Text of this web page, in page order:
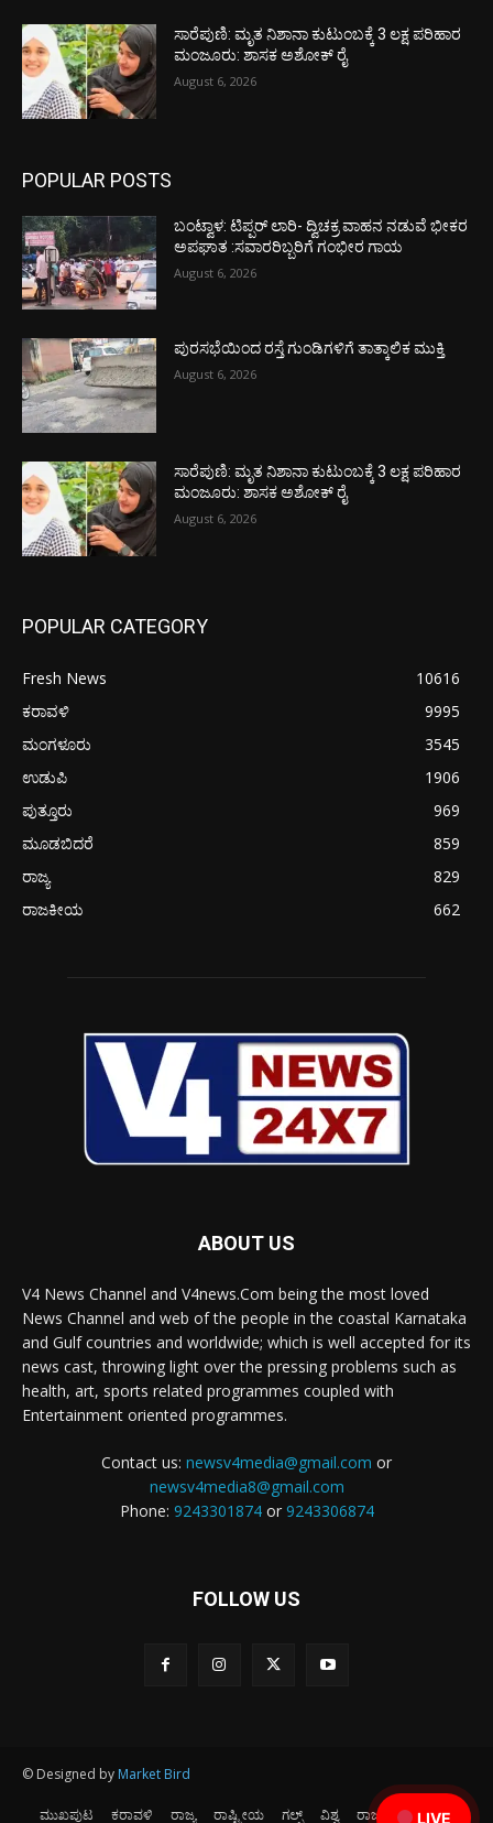
LIVE
ಸಾರೆಪುಣಿ: ಮೃತ ನಿಶಾನಾ ಕುಟುಂಬಕ್ಕೆ 3 ಲಕ್ಷ ಪರಿಹಾರ
ಮಂಜೂರು: ಶಾಸಕ ಅಶೋಕ್ ರೈ
August 6, 2026
POPULAR POSTS
ಬಂಟ್ವಾಳ: ಟಿಪ್ಪರ್ ಲಾರಿ- ದ್ವಿಚಕ್ರ ವಾಹನ ನಡುವೆ ಭೀಕರ
ಅಪಘಾತ :ಸವಾರರಿಬ್ಬರಿಗೆ ಗಂಭೀರ ಗಾಯ
August 6, 2026
ಪುರಸಭೆಯಿಂದ ರಸ್ತೆ ಗುಂಡಿಗಳಿಗೆ ತಾತ್ಕಾಲಿಕ ಮುಕ್ತಿ
August 6, 2026
ಸಾರೆಪುಣಿ: ಮೃತ ನಿಶಾನಾ ಕುಟುಂಬಕ್ಕೆ 3 ಲಕ್ಷ ಪರಿಹಾರ
ಮಂಜೂರು: ಶಾಸಕ ಅಶೋಕ್ ರೈ
August 6, 2026
POPULAR CATEGORY
Fresh News
10616
ಕರಾವಳಿ
9995
ಮಂಗಳೂರು
3545
ಉಡುಪಿ
1906
ಪುತ್ತೂರು
969
ಮೂಡಬಿದರೆ
859
ರಾಜ್ಯ
829
ರಾಜಕೀಯ
662
ABOUT US
V4 News Channel and V4news.Com being the most loved
News Channel and web of the people in the coastal Karnataka
and Gulf countries and worldwide; which is well accepted for its
news cast, throwing light over the pressing problems such as
health, art, sports related programmes coupled with
Entertainment oriented programmes.
Contact us: newsv4media@gmail.com or
newsv4media8@gmail.com
Phone: 9243301874or 9243306874
FOLLOW US
© Designed by Market Bird
ಮುಖಪುಟ ಕರಾವಳಿ ರಾಜ್ಯ ರಾಷ್ಟ್ರೀಯ ಗಲ್ಫ್ ವಿಶ್ವ ರಾಜಕೀಯ ಕ್ರೀಡೆ